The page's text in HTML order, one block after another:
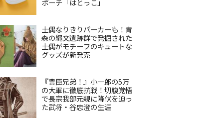
ポーチ「はとっこ」
土偶なりきりパーカーも！青
森の縄文遺跡群で発掘された
土偶がモチーフのキュートな
グッズが新発売
『豊臣兄弟！』小一郎の5万
の大軍に徹底抗戦！切腹覚悟
で長宗我部元親に降伏を迫っ
た武将・谷忠澄の生涯